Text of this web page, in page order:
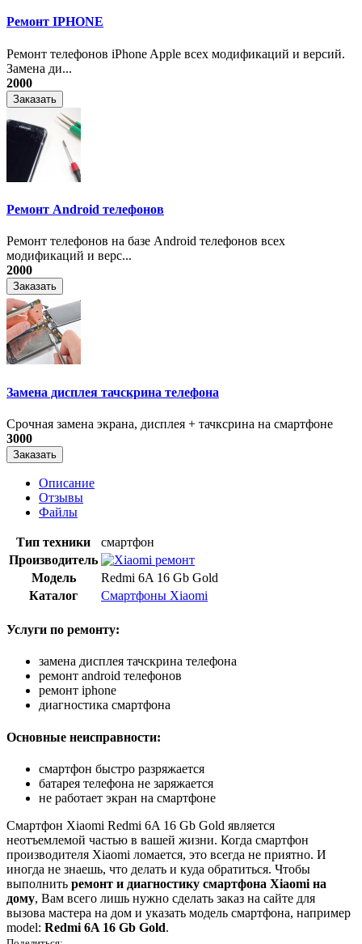
Ремонт IPHONE
Ремонт телефонов iPhone Apple всех модификаций и версий.
Замена ди...
2000
Заказать
Ремонт Android телефонов
Ремонт телефонов на базе Android телефонов всех
модификаций и верс...
2000
Заказать
Замена дисплея тачскрина телефона
Срочная замена экрана, дисплея + тачксрина на смартфоне
3000
Заказать
Описание
Отзывы
Файлы
Тип техники
смартфон
Производитель
Модель
Redmi 6A 16 Gb Gold
Каталог
Смартфоны Xiaomi
Услуги по ремонту:
замена дисплея тачскрина телефона
ремонт android телефонов
ремонт iphone
диагностика смартфона
Основные неисправности:
смартфон быстро разряжается
батарея телефона не заряжается
не работает экран на смартфоне
Смартфон Xiaomi Redmi 6A 16 Gb Gold является
неотъемлемой частью в вашей жизни. Когда смартфон
производителя Xiaomi ломается, это всегда не приятно. И
иногда не знаешь, что делать и куда обратиться. Чтобы
выполнить ремонт и диагностику смартфона Xiaomi на
дому, Вам всего лишь нужно сделать заказ на сайте для
вызова мастера на дом и указать модель смартфона, например
model: Redmi 6A 16 Gb Gold.